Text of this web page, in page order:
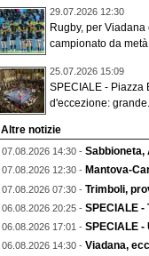
29.07.2026 12:30
Rugby, per Viadana
campionato da
25.07.2026 15:09
SPECIALE - Piazza
d'eccezione:
Altre notizie
07.08.2026 14:30 -
07.08.2026 12:30 - Mantova-
07.08.2026 07:30 - Trimboli,
06.08.2026 20:25 - SPECIALE
06.08.2026 17:01 - SPECIALE
06.08.2026 14:30 - Viadana,